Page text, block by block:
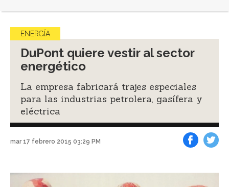
ENERGÍA
DuPont quiere vestir al sector
energético
La empresa fabricará trajes especiales
para las industrias petrolera, gasífera y
eléctrica
mar 17 febrero 2015 03:29 PM